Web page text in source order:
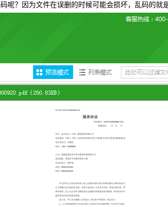
呢？因为文件在误删的时候可能会损坏，乱码的就